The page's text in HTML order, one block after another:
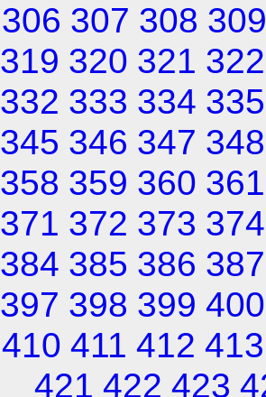
306 307 308 309
319 320 321 322
332 333 334 335
345 346 347 348
358 359 360 361
371 372 373 374
384 385 386 387
397 398 399 400
410 411 412 413
421 422 423